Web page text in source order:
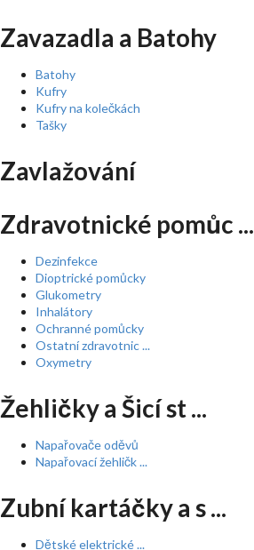
Zavazadla a Batohy
Batohy
Kufry
Kufry na kolečkách
Tašky
Zavlažování
Zdravotnické pomůc ...
Dezinfekce
Dioptrické pomůcky
Glukometry
Inhalátory
Ochranné pomůcky
Ostatní zdravotnic ...
Oxymetry
Žehličky a Šicí st ...
Napařovače oděvů
Napařovací žehličk ...
Zubní kartáčky a s ...
Dětské elektrické ...